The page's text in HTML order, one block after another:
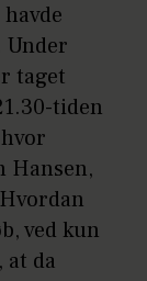
Under
taget
tiden
Hansen,
ved kun
at da